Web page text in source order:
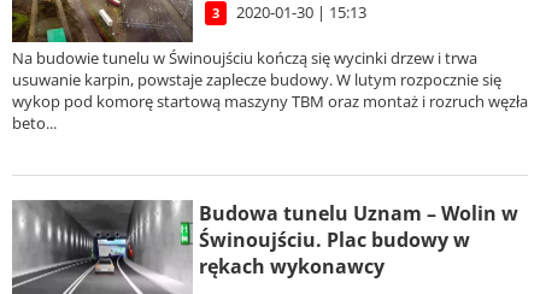
3 2020-01-30 | 15:13
Na budowie tunelu w Świnoujściu kończą się wycinki drzew i trwa
usuwanie karpin, powstaje zaplecze budowy. W lutym rozpocznie się
wykop pod komorę startową maszyny TBM oraz montaż i rozruch węzła
beto...
Budowa tunelu Uznam – Wolin w
Świnoujściu. Plac budowy w
rękach wykonawcy